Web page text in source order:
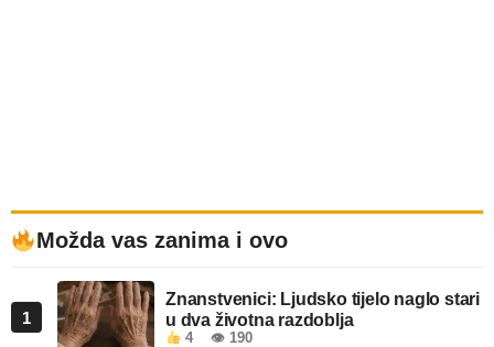
Možda vas zanima i ovo
1
Znanstvenici: Ljudsko tijelo naglo stari
u dva životna razdoblja
4 👁 190